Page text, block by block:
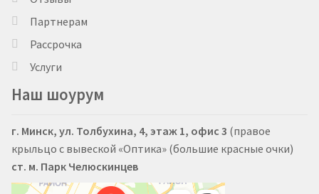
Партнерам
Рассрочка
Услуги
Наш шоурум
г. Минск, ул. Толбухина, 4, этаж 1, офис 3 (правое
крыльцо с вывеской «Оптика» (большие красные очки)
ст. м. Парк Челюскинцев